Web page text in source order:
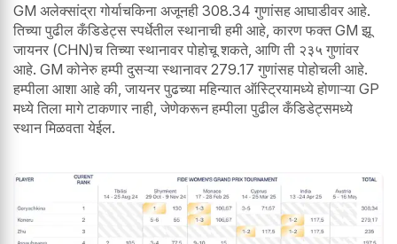
GM अलेक्सांद्रा गोर्याचकिना अजूनही 308.34 गुणांसह आघाडीवर आहे.
तिच्या पुढील कँडिडेट्स स्पर्धेतील स्थानाची हमी आहे, कारण फक्त GM झू
जायनर (CHN)च तिच्या स्थानावर पोहोचू शकते, आणि ती २३५ गुणांवर
आहे. GM कोनेरु हम्पी दुसऱ्या स्थानावर 279.17 गुणांसह पोहोचली आहे.
हम्पीला आशा आहे की, जायनर पुढच्या महिन्यात ऑस्ट्रियामध्ये होणाऱ्या GP
मध्ये तिला मागे टाकणार नाही, जेणेकरून हम्पीला पुढील कँडिडेट्समध्ये
स्थान मिळवता येईल.